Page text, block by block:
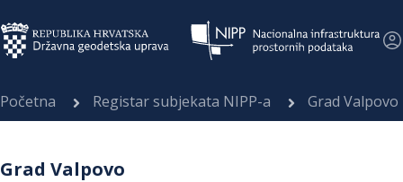
Početna Registar subjekata NIPP-a Grad Valpovo
Grad Valpovo